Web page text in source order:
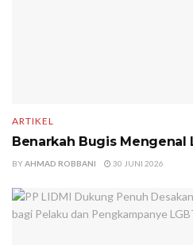
ARTIKEL
Benarkah Bugis Mengenal
BYAHMAD ROBBANI 30 JUNI 2026